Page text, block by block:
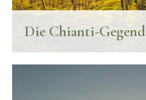
Die Chianti-Gegend